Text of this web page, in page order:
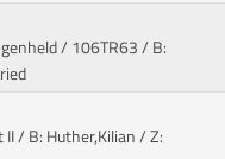
/ 106TR63 / B:
II/ B: Huther,Kilian / Z: